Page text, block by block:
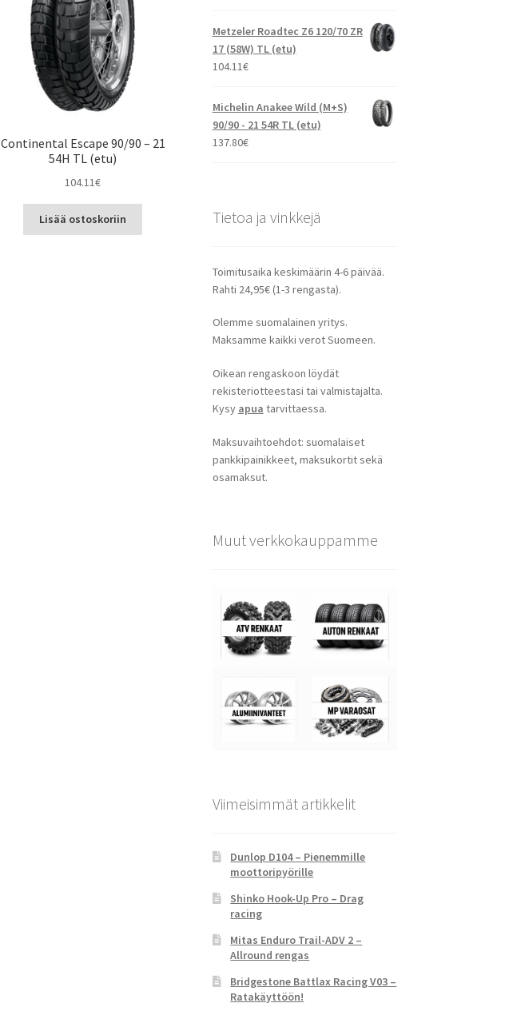
Continental Escape 90/90 – 21
54H TL (etu)
104.11€
Lisää ostoskoriin
Metzeler Roadtec Z6 120/70 ZR
17 (58W) TL (etu)
104.11€
Michelin Anakee Wild (M+S)
90/90 - 21 54R TL (etu)
137.80€
Tietoa ja vinkkejä
Toimitusaika keskimäärin 4-6 päivää.
Rahti 24,95€ (1-3 rengasta).
Olemme suomalainen yritys.
Maksamme kaikki verot Suomeen.
Oikean rengaskoon löydät
rekisteriotteestasi tai valmistajalta.
Kysy apua tarvittaessa.
Maksuvaihtoehdot: suomalaiset
pankkipainikkeet, maksukortit sekä
osamaksut.
Muut verkkokauppamme
Viimeisimmät artikkelit
Dunlop D104 – Pienemmille
moottoripyörille
Shinko Hook-Up Pro – Drag
racing
Mitas Enduro Trail-ADV 2 –
Allround rengas
Bridgestone Battlax Racing V03 –
Ratakäyttöön!